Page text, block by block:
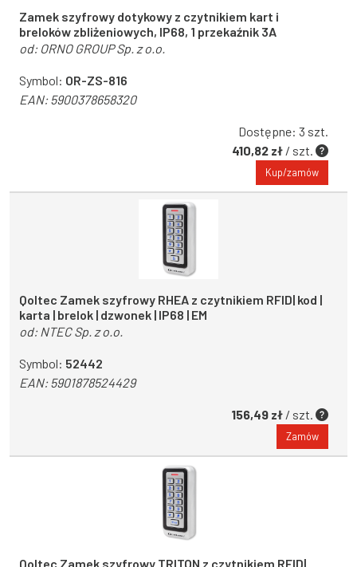
Zamek szyfrowy dotykowy z czytnikiem kart i
breloków zbliżeniowych, IP68, 1 przekaźnik 3A
od: ORNO GROUP Sp. z o.o.
Symbol: OR-ZS-816
EAN:5900378658320
Dostępne: 3 szt.
410,82 zł / szt.
Kup/zamów
Qoltec Zamek szyfrowy RHEA z czytnikiem RFID| kod |
karta | brelok | dzwonek | IP68 | EM
od: NTEC Sp. z o.o.
Symbol: 52442
EAN:5901878524429
156,49 zł / szt.
Zamów
Qoltec Zamek szyfrowy TRITON z czytnikiem RFID|